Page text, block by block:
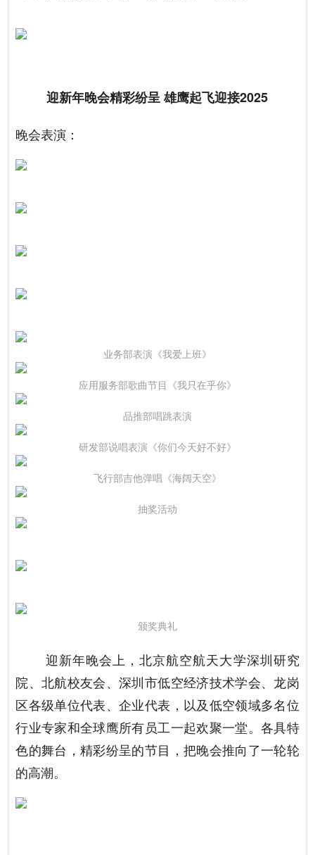
迎新年晚会精彩纷呈 雄鹰起飞迎接2025
晚会表演：
业务部表演《我爱上班》
应用服务部歌曲节目《我只在乎你》
品推部唱跳表演
研发部说唱表演《你们今天好不好》
飞行部吉他弹唱《海阔天空》
抽奖活动
颁奖典礼
迎新年晚会上，北京航空航天大学深圳研究
院、北航校友会、深圳市低空经济技术学会、龙岗
区各级单位代表、企业代表，以及低空领域多名位
行业专家和全球鹰所有员工一起欢聚一堂。各具特
色的舞台，精彩纷呈的节目，把晚会推向了一轮轮
的高潮。